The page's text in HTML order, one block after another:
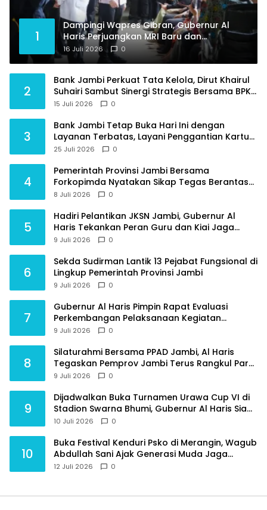
1
Dampingi Wapres Gibran, Gubernur Al
Haris Perjuangkan MRI Baru dan
Tambahan Dokter Spesialis untuk RSUD
Raden Mattaher
16 Juli 2026 0
2
Bank Jambi Perkuat Tata Kelola, Dirut Khairul
Suhairi Sambut Sinergi Strategis Bersama BPKP
Jambi
15 Juli 2026 0
3
Bank Jambi Tetap Buka Hari Ini dengan
Layanan Terbatas, Layani Penggantian Kartu
ATM dan Perubahan PIN
25 Juli 2026 0
4
Pemerintah Provinsi Jambi Bersama
Forkopimda Nyatakan Sikap Tegas Berantas
Geng Motor
8 Juli 2026 0
5
Hadiri Pelantikan JKSN Jambi, Gubernur Al
Haris Tekankan Peran Guru dan Kiai Jaga
Moral Generasi Bangsa
9 Juli 2026 0
6
Sekda Sudirman Lantik 13 Pejabat Fungsional di
Lingkup Pemerintah Provinsi Jambi
9 Juli 2026 0
7
Gubernur Al Haris Pimpin Rapat Evaluasi
Perkembangan Pelaksanaan Kegiatan
Pembangunan Triwulan II TA 2026
9 Juli 2026 0
8
Silaturahmi Bersama PPAD Jambi, Al Haris
Tegaskan Pemprov Jambi Terus Rangkul Para
Purnawirawan
9 Juli 2026 0
9
Dijadwalkan Buka Turnamen Urawa Cup VI di
Stadion Swarna Bhumi, Gubernur Al Haris Siap
Berlaga Lawan Tim Urawa
10 Juli 2026 0
10
Buka Festival Kenduri Psko di Merangin, Wagub
Abdullah Sani Ajak Generasi Muda Jaga
Budaya dan Jauhi Narkoba
12 Juli 2026 0